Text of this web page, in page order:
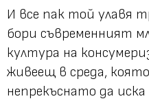
И все пак той улавя
бори съвременният
култура на
живеещ в среда,
непрекъснато да